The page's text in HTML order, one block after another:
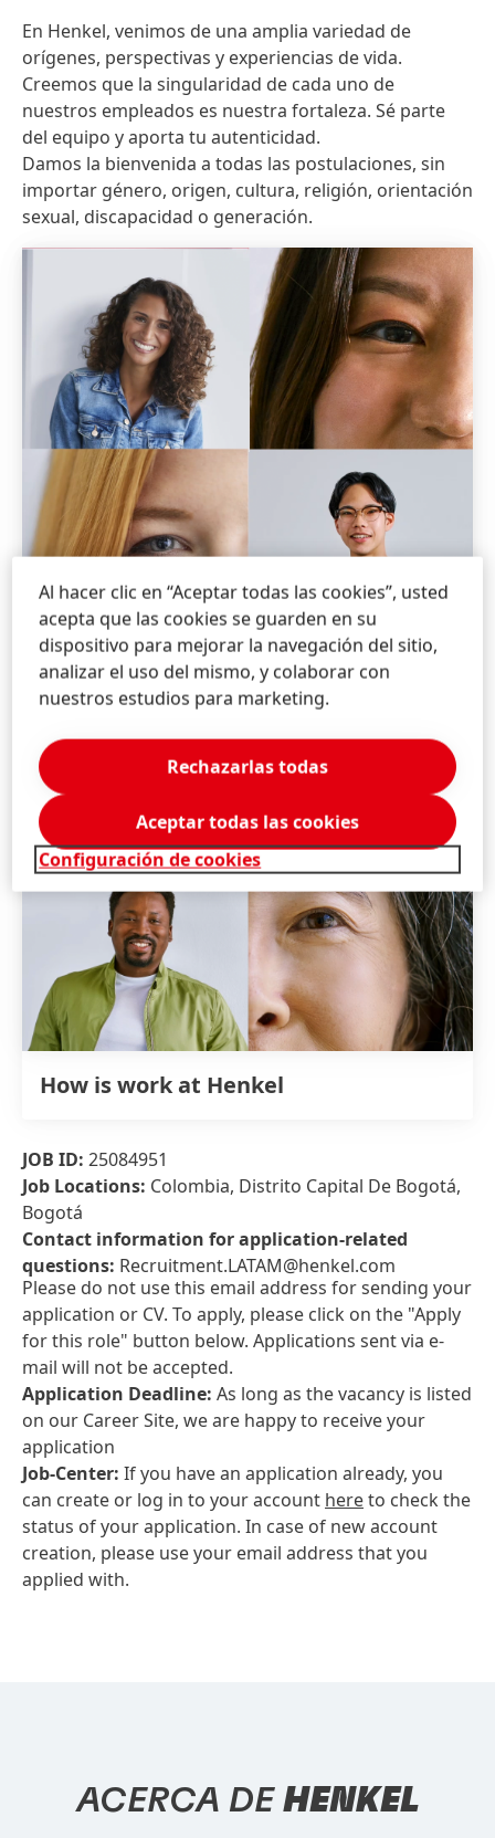
En Henkel, venimos de una amplia variedad de
orígenes, perspectivas y experiencias de vida.
Creemos que la singularidad de cada uno de
nuestros empleados es nuestra fortaleza. Sé parte
del equipo y aporta tu autenticidad.
Damos la bienvenida a todas las postulaciones, sin
importar género, origen, cultura, religión, orientación
sexual, discapacidad o generación.
How is work at Henkel
JOB ID: 25084951
Job Locations: Colombia, Distrito Capital De Bogotá,
Bogotá
Contact information for application-related
questions: Recruitment.LATAM@henkel.com
Please do not use this email address for sending your
application or CV. To apply, please click on the "Apply
for this role" button below. Applications sent via e-
mail will not be accepted.
Application Deadline: As long as the vacancy is listed
on our Career Site, we are happy to receive your
application
Job-Center: If you have an application already, you
can create or log in to your account hereto check the
status of your application. In case of new account
creation, please use your email address that you
applied with.
ACERCA DEHENKEL
Al hacer clic en “Aceptar todas las cookies”, usted
acepta que las cookies se guarden en su
dispositivo para mejorar la navegación del sitio,
analizar el uso del mismo, y colaborar con
nuestros estudios para marketing.
Configuración de cookies
Rechazarlas todas
Aceptar todas las cookies